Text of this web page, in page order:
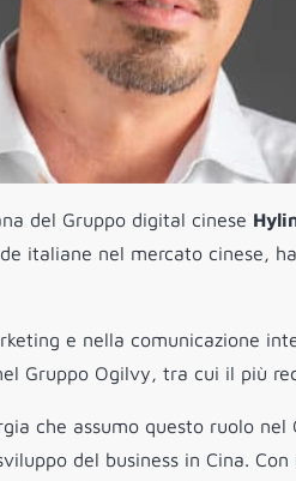
del Gruppo digital cinese
italiane nel mercato cinese,
e nella comunicazione
Gruppo Ogilvy, tra cui il più
che assumo questo ruolo
del business in Cina.